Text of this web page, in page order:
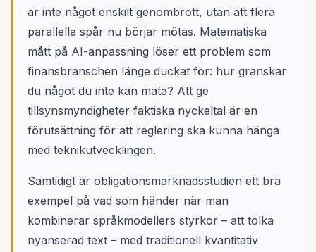
är inte något enskilt genombrott, utan att flera
parallella spår nu börjar mötas. Matematiska
mått på AI-anpassning löser ett problem som
finansbranschen länge duckat för: hur granskar
du något du inte kan mäta? Att ge
tillsynsmyndigheter faktiska nyckeltal är en
förutsättning för att reglering ska kunna hänga
med teknikutvecklingen.
Samtidigt är obligationsmarknadsstudien ett bra
exempel på vad som händer när man
kombinerar språkmodellers styrkor – att tolka
nyanserad text – med traditionell kvantitativ